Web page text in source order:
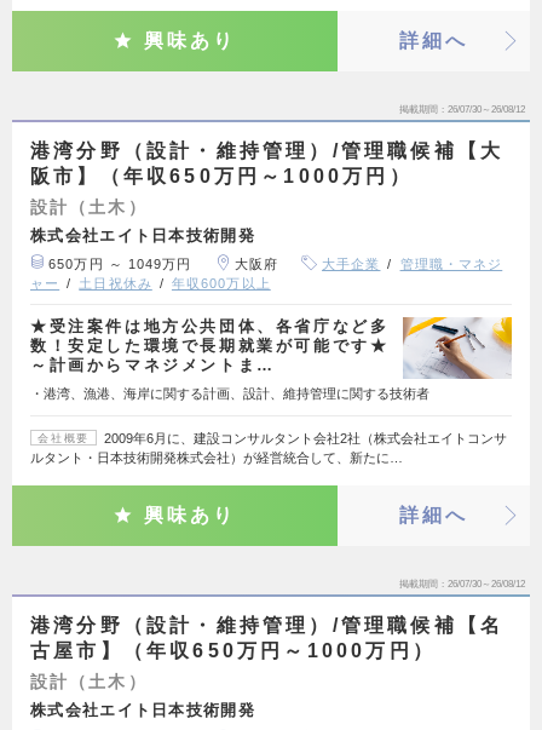
興味あり 詳細へ
掲載期間 26/07/30～26/08/12
港湾分野（設計・維持管理）/管理職候補【大
阪市】（年収650万円～1000万円）
設計（土木）
株式会社エイト日本技術開発
650万円 ～ 1049万円 大阪府 大手企業
管理職・マネジ
ャー
土日祝休み 年収600万以上
★受注案件は地方公共団体、各省庁など多
数！安定した環境で長期就業が可能です★
～計画からマネジメントま…
・港湾、漁港、海岸に関する計画、設計、維持管理に関する技術者
会社概要
2009年6月に、建設コンサルタント会社2社（株式会社エイトコンサ
ルタント・日本技術開発株式会社）が経営統合して、新たに…
興味あり 詳細へ
掲載期間 26/07/30～26/08/12
港湾分野（設計・維持管理）/管理職候補【名
古屋市】（年収650万円～1000万円）
設計（土木）
株式会社エイト日本技術開発